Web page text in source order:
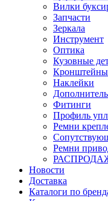
Вилки
Запчасти
Зеркала
Инструмент
Оптика
Кузовные
Кронштейны
Наклейки
Фитинги
Профиль
Ремни
Ремни
Новости
Доставка
Каталоги по